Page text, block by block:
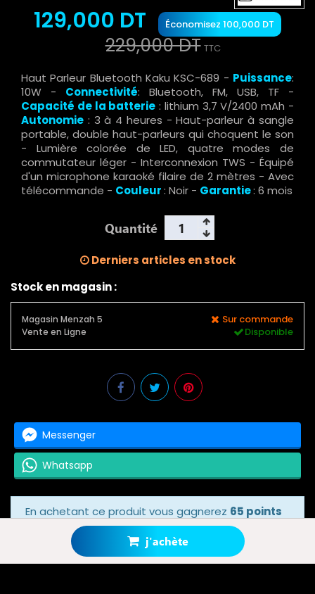
129,000 DT Économisez 100,000 DT
229,000 DT TTC
Haut Parleur Bluetooth Kaku KSC-689 - Puissance:
10W - Connectivité: Bluetooth, FM, USB, TF -
Capacité de la batterie : lithium 3,7 V/2400 mAh -
Autonomie : 3 à 4 heures - Haut-parleur à sangle
portable, double haut-parleurs qui choquent le son
- Lumière colorée de LED, quatre modes de
commutateur léger - Interconnexion TWS - Équipé
d'un microphone karaoké filaire de 2 mètres - Avec
télécommande - Couleur: Noir - Garantie: 6 mois
Quantité
j'achète
Derniers articles en stock
Stock en magasin :
Magasin Menzah 5 Sur commande
Vente en Ligne Disponible
Messenger
Whatsapp
En achetant ce produit vous gagnerez 65 points
grâce à notre programme de fidélité.
Votre panier totalisera65 points bonus